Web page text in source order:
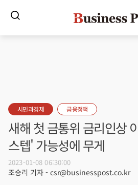
시민과경제 금융정책
새해 첫 금통위 금리인상
스텝' 가능성에 무게
2023-01-08 06:30:00
조승리 기자 - csr@businesspost.co.kr